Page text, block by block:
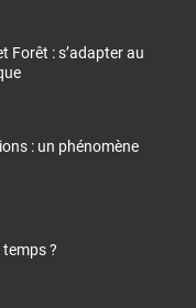
Forêt : s’adapter au
: un phénomène
?